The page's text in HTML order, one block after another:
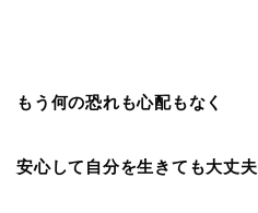
もう何の恐れも心配もなく
安心して自分を生きても大丈夫